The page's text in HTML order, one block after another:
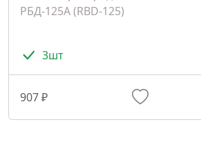
РБД-125А (RBD-125)
3шт
907 ₽